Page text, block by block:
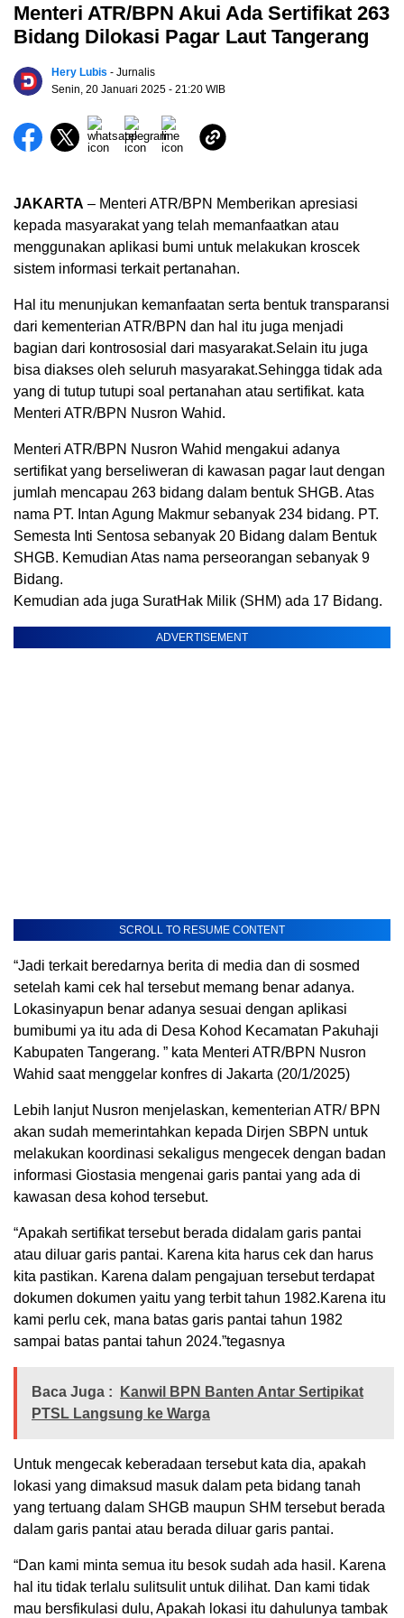
Menteri ATR/BPN Akui Ada Sertifikat 263
Bidang Dilokasi Pagar Laut Tangerang
Hery Lubis - Jurnalis
Senin, 20 Januari 2025 - 21:20 WIB
JAKARTA – Menteri ATR/BPN Memberikan apresiasi
kepada masyarakat yang telah memanfaatkan atau
menggunakan aplikasi bumi untuk melakukan kroscek
sistem informasi terkait pertanahan.
Hal itu menunjukan kemanfaatan serta bentuk transparansi
dari kementerian ATR/BPN dan hal itu juga menjadi
bagian dari kontrososial dari masyarakat.Selain itu juga
bisa diakses oleh seluruh masyarakat.Sehingga tidak ada
yang di tutup tutupi soal pertanahan atau sertifikat. kata
Menteri ATR/BPN Nusron Wahid.
Menteri ATR/BPN Nusron Wahid mengakui adanya
sertifikat yang berseliweran di kawasan pagar laut dengan
jumlah mencapau 263 bidang dalam bentuk SHGB. Atas
nama PT. Intan Agung Makmur sebanyak 234 bidang. PT.
Semesta Inti Sentosa sebanyak 20 Bidang dalam Bentuk
SHGB. Kemudian Atas nama perseorangan sebanyak 9
Bidang.
Kemudian ada juga SuratHak Milik (SHM) ada 17 Bidang.
ADVERTISEMENT
SCROLL TO RESUME CONTENT
“Jadi terkait beredarnya berita di media dan di sosmed
setelah kami cek hal tersebut memang benar adanya.
Lokasinyapun benar adanya sesuai dengan aplikasi
bumibumi ya itu ada di Desa Kohod Kecamatan Pakuhaji
Kabupaten Tangerang. ” kata Menteri ATR/BPN Nusron
Wahid saat menggelar konfres di Jakarta (20/1/2025)
Lebih lanjut Nusron menjelaskan, kementerian ATR/ BPN
akan sudah memerintahkan kepada Dirjen SBPN untuk
melakukan koordinasi sekaligus mengecek dengan badan
informasi Giostasia mengenai garis pantai yang ada di
kawasan desa kohod tersebut.
“Apakah sertifikat tersebut berada didalam garis pantai
atau diluar garis pantai. Karena kita harus cek dan harus
kita pastikan. Karena dalam pengajuan tersebut terdapat
dokumen dokumen yaitu yang terbit tahun 1982.Karena itu
kami perlu cek, mana batas garis pantai tahun 1982
sampai batas pantai tahun 2024.”tegasnya
Baca Juga :
Kanwil BPN Banten Antar Sertipikat
PTSL Langsung ke Warga
Untuk mengecak keberadaan tersebut kata dia, apakah
lokasi yang dimaksud masuk dalam peta bidang tanah
yang tertuang dalam SHGB maupun SHM tersebut berada
dalam garis pantai atau berada diluar garis pantai.
“Dan kami minta semua itu besok sudah ada hasil. Karena
hal itu tidak terlalu sulitsulit untuk dilihat. Dan kami tidak
mau bersfikulasi dulu, Apakah lokasi itu dahulunya tambak